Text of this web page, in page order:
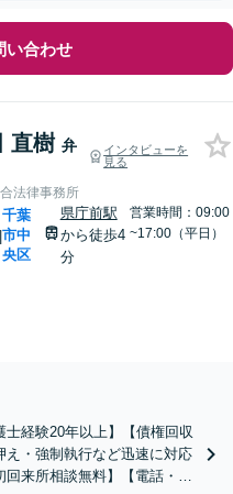
い合わせ
直樹 弁
インタビューを
見る
法律事務所
|
千葉
市中
央区
県庁前駅
から徒歩4
分
営業時間：09:00
~17:00（平日）
士経験20年以上】【債権回収
・強制執行など迅速に対応
回来所相談無料】【電話・W